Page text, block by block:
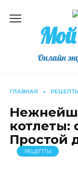
содержанию
Онлайн
ГЛАВНАЯ »
котлеты:
Простой
РЕЦЕПТЫ